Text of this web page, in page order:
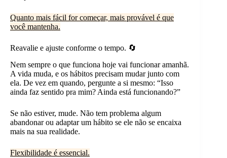
Quanto mais fácil for começar, mais provável é que
você mantenha.
Reavalie e ajuste conforme o tempo. 🔄
Nem sempre o que funciona hoje vai funcionar amanhã.
A vida muda, e os hábitos precisam mudar junto com
ela. De vez em quando, pergunte a si mesmo: “Isso
ainda faz sentido pra mim? Ainda está funcionando?”
Se não estiver, mude. Não tem problema algum
abandonar ou adaptar um hábito se ele não se encaixa
mais na sua realidade.
Flexibilidade é essencial.